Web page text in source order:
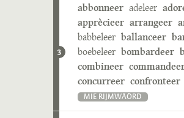
3
abbonneer adeleer
apprècieer arrangeer
babbeleer ballanceer
boebeleer bombardeer
combineer
concurreer confronteer
MIE RIJMWÄÖRD